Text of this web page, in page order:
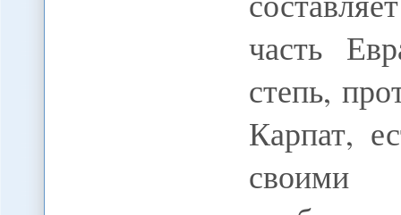
часть
степь,
Карпат,
своими